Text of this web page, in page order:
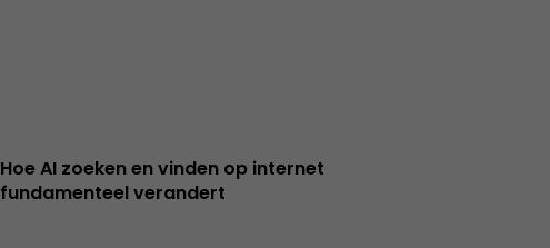
Hoe AI zoeken en vinden op internet
fundamenteel verandert